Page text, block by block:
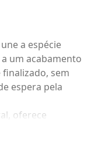
a espécie
um acabamento
sem
espera pela
oferece
e